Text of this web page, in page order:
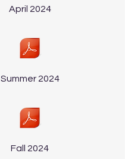
April 2024
Summer 2024
Fall 2024